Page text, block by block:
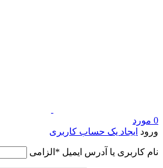
0 مورد
ورود ایجاد یک حساب کاربری
نام کاربری یا آدرس ایمیل * الزامی